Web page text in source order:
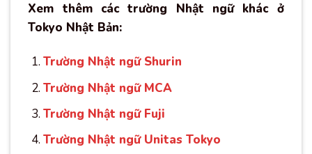
Xem thêm các trường Nhật ngữ khác ở
Tokyo Nhật Bản:
Trường Nhật ngữ Shurin
Trường Nhật ngữ MCA
Trường Nhật ngữ Fuji
Trường Nhật ngữ Unitas Tokyo